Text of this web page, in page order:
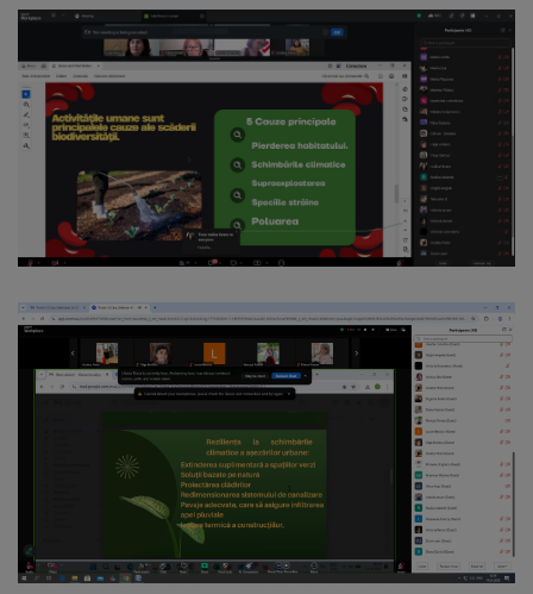
primăriei
Regulamentul
de
funcționare
Integritate
calitate
Consiliul
Municipal
Secretar
Consilieri